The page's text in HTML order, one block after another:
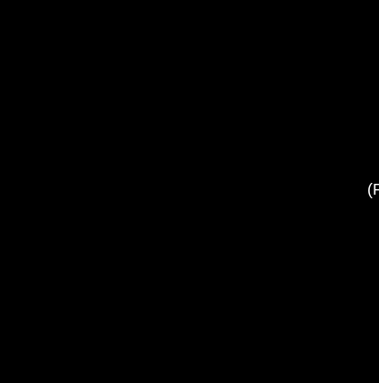
מצודת ראשנוב (Râșnov Fortress)